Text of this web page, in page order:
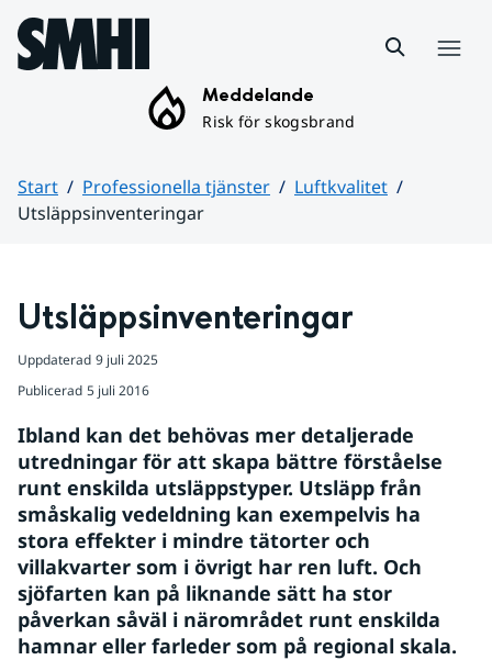
Hoppa till sidans innehåll
Meddelande
Risk för skogsbrand
Start Professionella tjänster
Luftkvalitet
Utsläppsinventeringar
Utsläppsinventeringar
Uppdaterad 9 juli 2025
Publicerad 5 juli 2016
Ibland kan det behövas mer detaljerade
utredningar för att skapa bättre förståelse
runt enskilda utsläppstyper. Utsläpp från
småskalig vedeldning kan exempelvis ha
stora effekter i mindre tätorter och
villakvarter som i övrigt har ren luft. Och
sjöfarten kan på liknande sätt ha stor
påverkan såväl i närområdet runt enskilda
hamnar eller farleder som på regional skala.